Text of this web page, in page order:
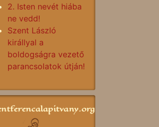
2. Isten nevét hiába
ne vedd!
Szent László
királlyal a
boldogságra vezető
parancsolatok útján!